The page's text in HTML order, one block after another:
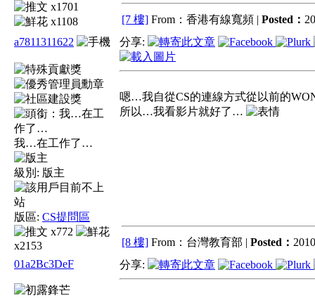
x1701
x1108
[7 樓] From：香港有線寬頻 | Posted：
a7811311622
我…在工作了…
級別: 版主
版區: CS提問區
x772
x2153
分享:
嗯…我自從CS的連線方式從以前的
所以…我看影片就好了…
[8 樓] From：台灣教育部 | Posted：
01a2Bc3DeF
分享: